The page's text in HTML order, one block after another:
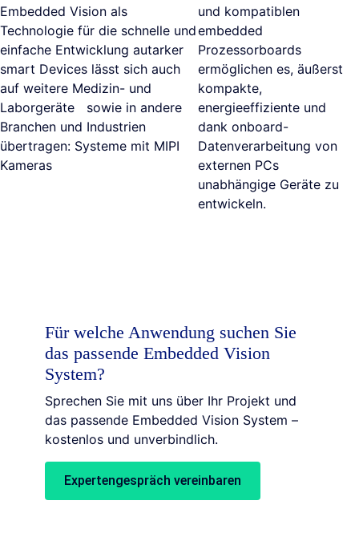
Embedded Vision als
Technologie für die schnelle und
einfache Entwicklung autarker
smart Devices lässt sich auch
auf weitere Medizin- und
Laborgeräte sowie in andere
Branchen und Industrien
übertragen: Systeme mit MIPI
Kameras
und kompatiblen
embedded
Prozessorboards
ermöglichen es, äußerst
kompakte,
energieeffiziente und
dank onboard-
Datenverarbeitung von
externen PCs
unabhängige Geräte zu
entwickeln.
Für welche Anwendung suchen Sie
das passende Embedded Vision
System?
Sprechen Sie mit uns über Ihr Projekt und
das passende Embedded Vision System –
kostenlos und unverbindlich.
Expertengespräch vereinbaren